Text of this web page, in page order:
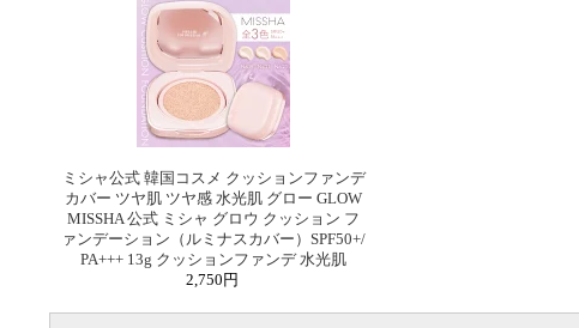
ミシャ公式 韓国コスメ クッションファンデ
カバー ツヤ肌 ツヤ感 水光肌 グロー GLOW
MISSHA 公式 ミシャ グロウ クッション フ
ァンデーション（ルミナスカバー）SPF50+/
PA+++ 13g クッションファンデ 水光肌
2,750円